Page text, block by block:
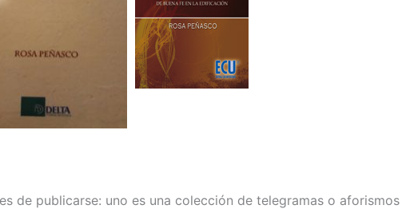
de publicarse: uno es una colección de telegramas o